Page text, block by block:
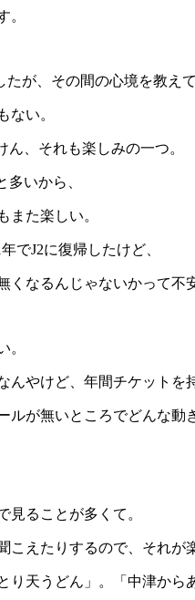
。
が、その間の心境を教えて
ない。
、それも楽しみの一つ。
いから、
また楽しい。
でJ2に復帰したけど、
なるんじゃないかって不
。
んやけど、年間チケットを
が無いところでどんな動
見ることが多くて。
えたりするので、それが
天うどん」。「中津から